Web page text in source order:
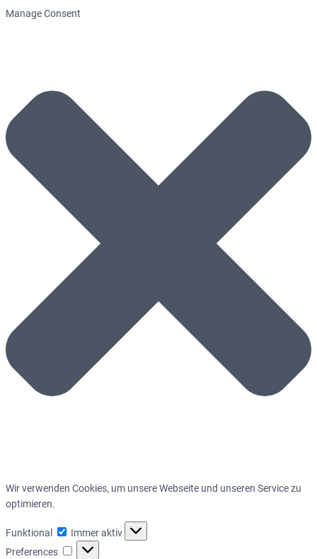
Manage Consent
Wir verwenden Cookies, um unsere Webseite und unseren Service zu
optimieren.
Funktional Funktional
Immer aktiv
Preferences
Preferences